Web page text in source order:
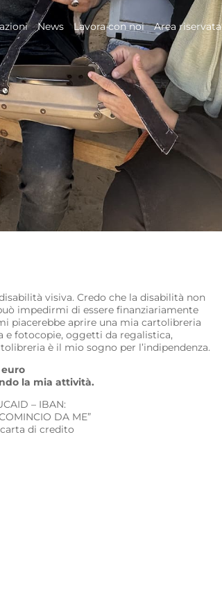
News Lavora con noi Area riservata
visiva. Credo che la disabilità non
impedirmi di essere finanziariamente
piacerebbe aprire una mia cartolibreria
e fotocopie, oggetti da regalistica,
è il mio sogno per l’indipendenza.
la mia attività.
– IBAN:
DA ME”
di credito